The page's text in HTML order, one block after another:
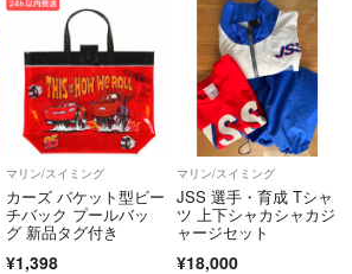
マリン/スイミング
カーズ バケット型ビー
チバック プールバッ
グ 新品タグ付き
¥1,398
マリン/スイミング
JSS 選手・育成 Tシャ
ツ 上下シャカシャカジ
ャージセット
¥18,000